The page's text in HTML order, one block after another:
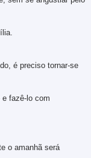
é preciso tornar-se
e fazê-lo com
o amanhã será